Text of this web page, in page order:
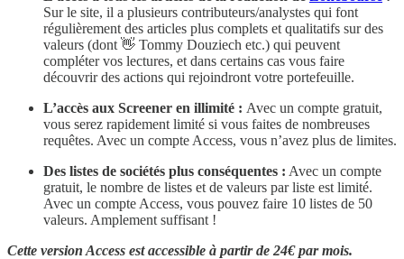
Sur le site, il a plusieurs contributeurs/analystes qui font
régulièrement des articles plus complets et qualitatifs sur des
valeurs (dont 👋 Tommy Douziech etc.) qui peuvent
compléter vos lectures, et dans certains cas vous faire
découvrir des actions qui rejoindront votre portefeuille.
L’accès aux Screener en illimité : Avec un compte gratuit,
vous serez rapidement limité si vous faites de nombreuses
requêtes. Avec un compte Access, vous n’avez plus de limites.
Des listes de sociétés plus conséquentes : Avec un compte
gratuit, le nombre de listes et de valeurs par liste est limité.
Avec un compte Access, vous pouvez faire 10 listes de 50
valeurs. Amplement suffisant !
Cette version Access est accessible à partir de 24€ par mois.